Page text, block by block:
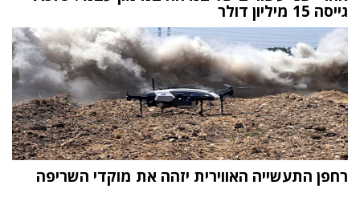
גייסה 15 מיליון דולר
רחפן התעשייה האווירית יזהה את מוקדי השריפה